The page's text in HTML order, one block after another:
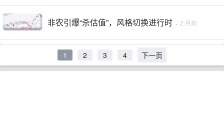
非农引爆“杀估值”，风格切换进行时 · 2 月前
1 2 3 4 下一页